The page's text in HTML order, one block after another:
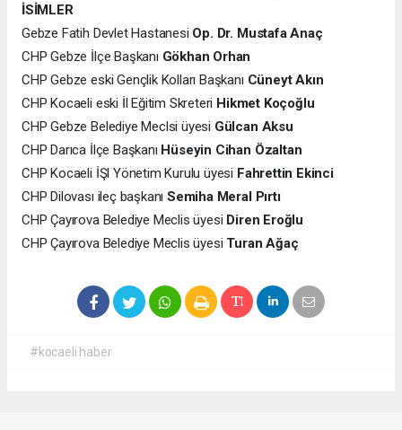
İSİMLER
Gebze Fatih Devlet Hastanesi Op. Dr. Mustafa Anaç
CHP Gebze İlçe Başkanı Gökhan Orhan
CHP Gebze eski Gençlik Kolları Başkanı Cüneyt Akın
CHP Kocaeli eski İl Eğitim Skreteri Hikmet Koçoğlu
CHP Gebze Belediye Meclsi üyesi Gülcan Aksu
CHP Darıca İlçe Başkanı Hüseyin Cihan Özaltan
CHP Kocaeli İŞl Yönetim Kurulu üyesi Fahrettin Ekinci
CHP Dilovası ileç başkanıSemiha Meral Pırtı
CHP Çayırova Belediye Meclis üyesi Diren Eroğlu
CHP Çayırova Belediye Meclis üyesi Turan Ağaç
#kocaeli haber